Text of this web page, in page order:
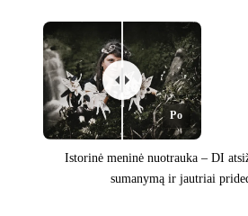
Po
Istorinė meninė nuotrauka – DI
sumanymą ir jautriai